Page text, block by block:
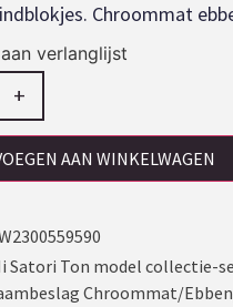
Chroommat
verlanglijst
+
AAN WINKELWAGEN
Satori Ton model collectie-
Chroommat/Ebben